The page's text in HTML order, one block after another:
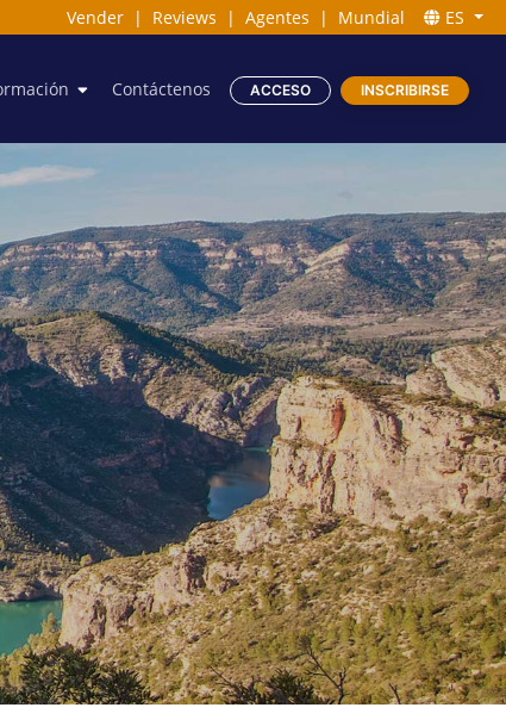
Vender | Reviews | Agentes | Mundial ES
Contáctenos ACCESO INSCRIBIRSE